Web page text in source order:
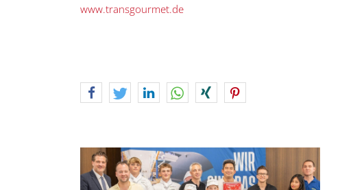
www.transgourmet.de